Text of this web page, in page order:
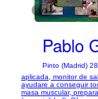
1/3
Pablo
Pinto (Madrid)
aplicada, monitor de
ayudare a conseguir
masa muscular,